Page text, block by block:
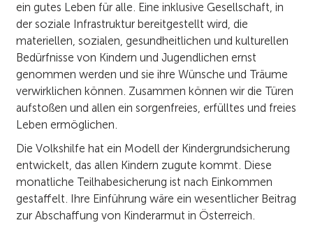
ein gutes Leben für alle. Eine inklusive Gesellschaft, in
der soziale Infrastruktur bereitgestellt wird, die
materiellen, sozialen, gesundheitlichen und kulturellen
Bedürfnisse von Kindern und Jugendlichen ernst
genommen werden und sie ihre Wünsche und Träume
verwirklichen können. Zusammen können wir die Türen
aufstoßen und allen ein sorgenfreies, erfülltes und freies
Leben ermöglichen.
Die Volkshilfe hat ein Modell der Kindergrundsicherung
entwickelt, das allen Kindern zugute kommt. Diese
monatliche Teilhabesicherung ist nach Einkommen
gestaffelt. Ihre Einführung wäre ein wesentlicher Beitrag
zur Abschaffung von Kinderarmut in Österreich.